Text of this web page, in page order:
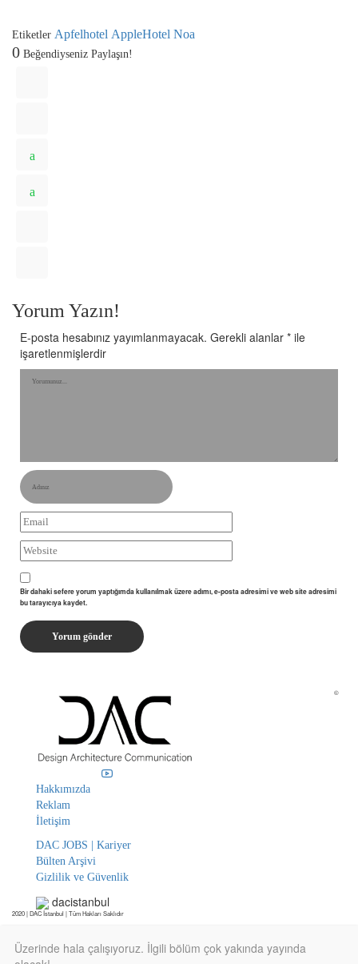
Etiketler Apfelhotel AppleHotel Noa
0 Beğendiyseniz Paylaşın!
Yorum Yazın!
E-posta hesabınız yayımlanmayacak. Gerekli alanlar * ile
işaretlenmişlerdir
Bir dahaki sefere yorum yaptığımda kullanılmak üzere adımı, e-posta adresimi ve web site adresimi
bu tarayıcıya kaydet.
Hakkımızda
Reklam
İletişim
DAC JOBS | Kariyer
Bülten Arşivi
Gizlilik ve Güvenlik
dacistanbul
©
2020 | DAC İstanbul | Tüm Hakları Saklıdır
Üzerinde hala çalışıyoruz. İlgili bölüm çok yakında yayında